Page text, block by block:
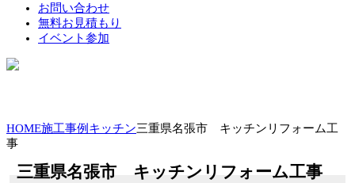
お問い合わせ
無料お見積もり
イベント参加
HOME施工事例 キッチン三重県名張市 キッチンリフォーム工
事
三重県名張市 キッチンリフォーム工事